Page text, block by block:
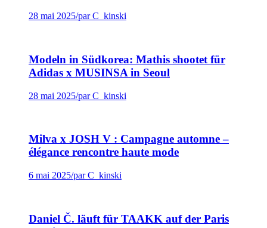
28 mai 2025/par C_kinski
Modeln in Südkorea: Mathis shootet für
Adidas x MUSINSA in Seoul
28 mai 2025/par C_kinski
Milva x JOSH V : Campagne automne –
élégance rencontre haute mode
6 mai 2025/par C_kinski
Daniel Č. läuft für TAAKK auf der Paris